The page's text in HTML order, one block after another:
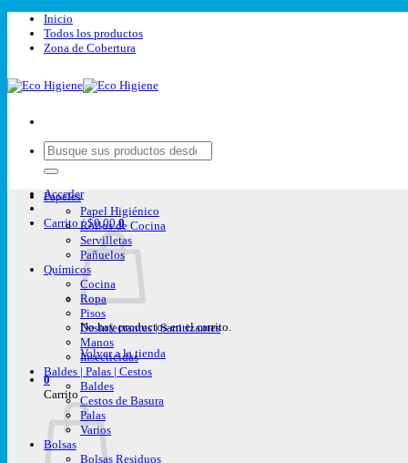
Saltar
contenido
Inicio
Todos los productos
Zona de Cobertura
Buscar
por:
Acceder
Carrito /$0,00 0
No hay productos en el carrito.
Volver a la tienda
0
Carrito
Papeles
Papel Higiénico
Rollos de Cocina
Servilletas
Pañuelos
Químicos
Cocina
Ropa
Pisos
Desinfectantes | Sanitizantes
Manos
Insecticidas
Baldes | Palas | Cestos
Baldes
Cestos de Basura
Palas
Varios
Bolsas
Bolsas Residuos